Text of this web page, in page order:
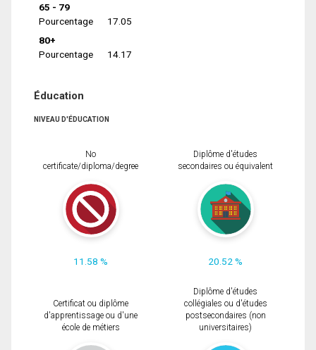
65 - 79
Pourcentage
17.05
80+
Pourcentage
14.17
Éducation
NIVEAU D'ÉDUCATION
No
certificate/diploma/degree
11.58 %
Diplôme d'études
secondaires ou équivalent
20.52 %
Certificat ou diplôme
d'apprentissage ou d'une
école de métiers
Diplôme d'études
collégiales ou d'études
postsecondaires (non
universitaires)